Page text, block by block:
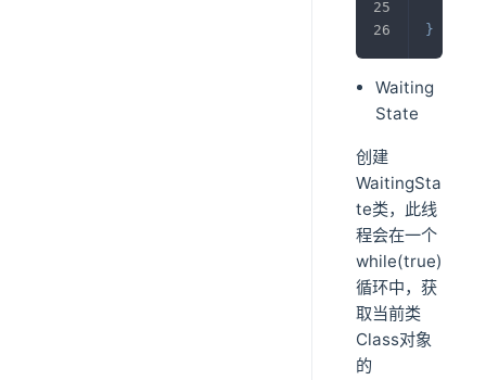
}
Waiting
State
创建
WaitingSta
te类，此线
程会在一个
while(true)
循环中，获
取当前类
Class对象
的